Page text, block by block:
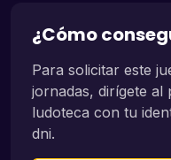
¿Cómo
Para solicitar este
jornadas, dirígete al
ludoteca con tu
dni.